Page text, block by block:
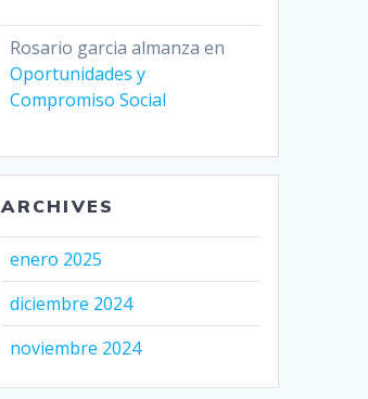
Rosario garcia almanza en
Oportunidades y
Compromiso Social
ARCHIVES
enero 2025
diciembre 2024
noviembre 2024